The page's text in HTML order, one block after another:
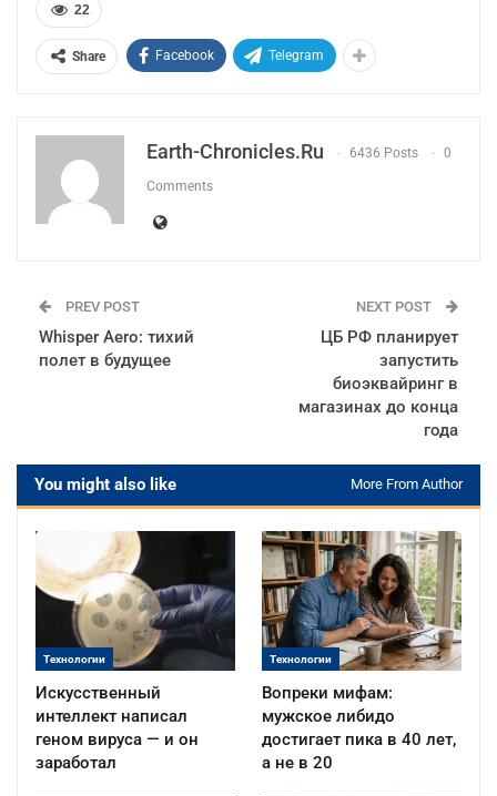
22
Share Facebook Telegram
Earth-Chronicles.ru 6436 Posts 0
Comments
PREV POST
Whisper Aero: тихий
полет в будущее
NEXT POST
ЦБ РФ планирует
запустить
биоэквайринг в
магазинах до конца
года
You might also like More From Author
Технологии
Искусственный
интеллект написал
геном вируса — и он
заработал
Технологии
Вопреки мифам:
мужское либидо
достигает пика в 40 лет,
а не в 20